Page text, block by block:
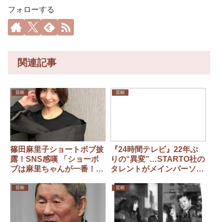
フォローする
関連記事
芸能
篠田麻里子ショートボブ披
露！SNS感嘆 「ショーボ
ブは麻里ちゃんが一番！」
芸能
『24時間テレビ』22年ぶ
りの“異変”…STARTO社の
タレントがメインパーソナ
芸能 芸能